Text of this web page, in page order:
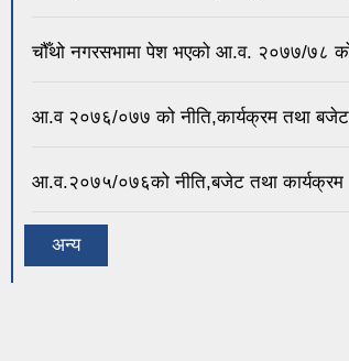
चौँथो नगरसभामा पेश भएको आ.व. २०७७/७८ को
आ.व २०७६/०७७ को नीति,कार्यक्रम तथा बजेट
आ.व.२०७५/०७६को नीति,बजेट तथा कार्यक्रम
अन्य